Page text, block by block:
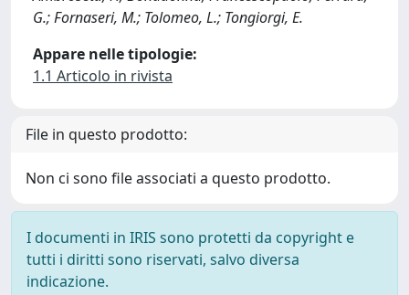
G.; Fornaseri, M.; Tolomeo, L.; Tongiorgi, E.
Appare nelle tipologie:
1.1 Articolo in rivista
File in questo prodotto:
Non ci sono file associati a questo prodotto.
I documenti in IRIS sono protetti da copyright e
tutti i diritti sono riservati, salvo diversa
indicazione.